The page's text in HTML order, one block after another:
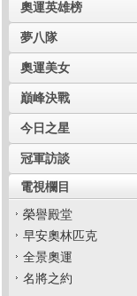
奧運英雄榜
夢八隊
奧運美女
巔峰決戰
今日之星
冠軍訪談
電視欄目
榮譽殿堂
早安奧林匹克
全景奧運
名將之約